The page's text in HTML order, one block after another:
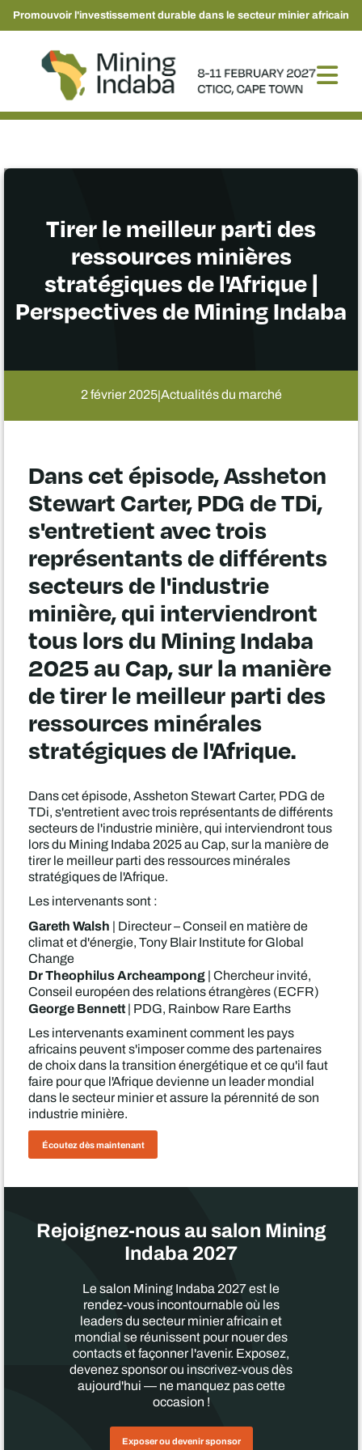
Promouvoir l'investissement durable dans le secteur minier africain
Tirer le meilleur parti des
ressources minières
stratégiques de l'Afrique |
Perspectives de Mining Indaba
2 février 2025|Actualités du marché
Dans cet épisode, Assheton
Stewart Carter, PDG de TDi,
s'entretient avec trois
représentants de différents
secteurs de l'industrie
minière, qui interviendront
tous lors du Mining Indaba
2025 au Cap, sur la manière
de tirer le meilleur parti des
ressources minérales
stratégiques de l'Afrique.
Dans cet épisode, Assheton Stewart Carter, PDG de
TDi, s'entretient avec trois représentants de différents
secteurs de l'industrie minière, qui interviendront tous
lors du Mining Indaba 2025 au Cap, sur la manière de
tirer le meilleur parti des ressources minérales
stratégiques de l'Afrique.
Les intervenants sont :
Gareth Walsh | Directeur – Conseil en matière de
climat et d'énergie, Tony Blair Institute for Global
Change
Dr Theophilus Archeampong| Chercheur invité,
Conseil européen des relations étrangères (ECFR)
George Bennett| PDG, Rainbow Rare Earths
Les intervenants examinent comment les pays
africains peuvent s'imposer comme des partenaires
de choix dans la transition énergétique et ce qu'il faut
faire pour que l'Afrique devienne un leader mondial
dans le secteur minier et assure la pérennité de son
industrie minière.
Écoutez dès maintenant
Rejoignez-nous au salon Mining
Indaba 2027
Le salon Mining Indaba 2027 est le
rendez-vous incontournable où les
leaders du secteur minier africain et
mondial se réunissent pour nouer des
contacts et façonner l'avenir. Exposez,
devenez sponsor ou inscrivez-vous dès
aujourd'hui — ne manquez pas cette
occasion !
Exposer ou devenir sponsor